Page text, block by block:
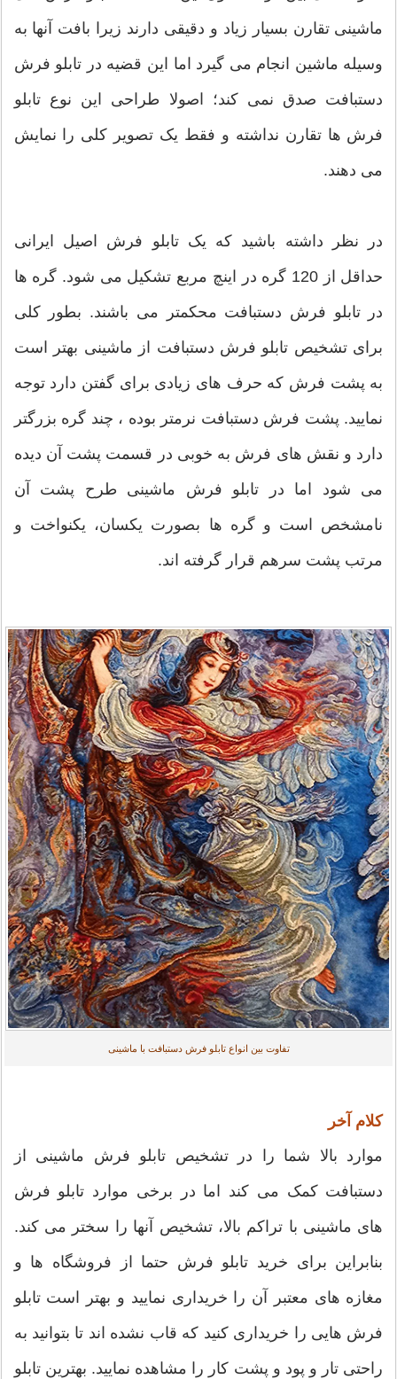
ماشینی تقارن بسیار زیاد و دقیقی دارند زیرا بافت آنها به
وسیله ماشین انجام می گیرد اما این قضیه در تابلو فرش
دستبافت صدق نمی کند؛ اصولا طراحی این نوع تابلو
فرش ها تقارن نداشته و فقط یک تصویر کلی را نمایش
می دهند.
در نظر داشته باشید که یک تابلو فرش اصیل ایرانی
حداقل از 120 گره در اینچ مربع تشکیل می شود. گره ها
در تابلو فرش دستبافت محکمتر می باشند. بطور کلی
برای تشخیص تابلو فرش دستبافت از ماشینی بهتر است
به پشت فرش که حرف های زیادی برای گفتن دارد توجه
نمایید. پشت فرش دستبافت نرمتر بوده ، چند گره بزرگتر
دارد و نقش های فرش به خوبی در قسمت پشت آن دیده
می شود اما در تابلو فرش ماشینی طرح پشت آن
نامشخص است و گره ها بصورت یکسان، یکنواخت و
مرتب پشت سرهم قرار گرفته اند.
تفاوت بین انواع تابلو فرش دستبافت با ماشینی
کلام آخر
موارد بالا شما را در تشخیص تابلو فرش ماشینی از
دستبافت کمک می کند اما در برخی موارد تابلو فرش
های ماشینی با تراکم بالا، تشخیص آنها را سختر می کند.
بنابراین برای خرید تابلو فرش حتما از فروشگاه ها و
مغازه های معتبر آن را خریداری نمایید و بهتر است تابلو
فرش هایی را خریداری کنید که قاب نشده اند تا بتوانید به
راحتی تار و پود و پشت کار را مشاهده نمایید. بهترین تابلو